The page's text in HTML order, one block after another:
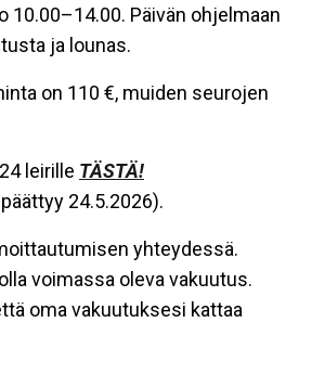
10.00–14.00. Päivän ohjelmaan
ja lounas.
on 110 €, muiden seurojen
leirille TÄSTÄ!
24.5.2026).
yhteydessä.
voimassa oleva vakuutus.
oma vakuutuksesi kattaa